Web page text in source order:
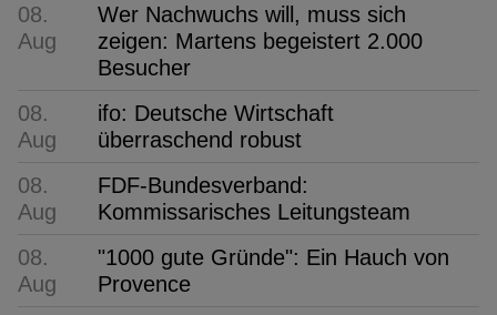
08.
Aug
Wer Nachwuchs will, muss sich
zeigen: Martens begeistert 2.000
Besucher
08.
Aug
ifo: Deutsche Wirtschaft
überraschend robust
08.
Aug
FDF-Bundesverband:
Kommissarisches Leitungsteam
08.
Aug
"1000 gute Gründe": Ein Hauch von
Provence